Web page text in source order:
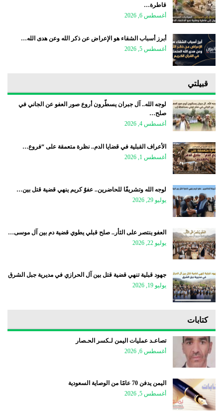
قاطرة…
أغسطس 6, 2026
أبرز أسباب الشقاء هو الإعراض عن ذكر الله وعن هدى الله…
أغسطس 5, 2026
قبيلتي
لوجه الله.. آل جبران يسطّرون أروع صور العفو عن الجاني في
صلح…
أغسطس 4, 2026
الأعراف القبلية في قضايا الدم.. نظرة متعمقة على “فروع…
أغسطس 1, 2026
لوجه الله وتشريفًا للحاضرين.. عفوٌ كريم ينهي قضية قتل بين…
يوليو 29, 2026
العفو ينتصر على الثأر.. صلح قبلي يطوي قضية دم بين آل موسى…
يوليو 22, 2026
جهود قبلية تنهي قضية قتل بين آل الحرازي في مديرية جبل الشرق
يوليو 19, 2026
كتابات
تصاعـد عمليات اليمن لـكسر الحـصار
أغسطس 6, 2026
اليمن يدفن 70 عامًا من الوصاية السعودية
أغسطس 5, 2026